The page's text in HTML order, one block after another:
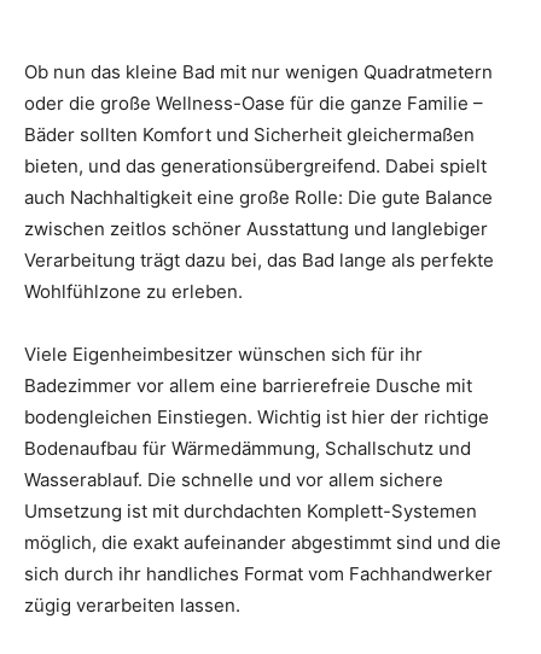
Ob nun das kleine Bad mit nur wenigen Quadratmetern
oder die große Wellness-Oase für die ganze Familie –
Bäder sollten Komfort und Sicherheit gleichermaßen
bieten, und das generationsübergreifend. Dabei spielt
auch Nachhaltigkeit eine große Rolle: Die gute Balance
zwischen zeitlos schöner Ausstattung und langlebiger
Verarbeitung trägt dazu bei, das Bad lange als perfekte
Wohlfühlzone zu erleben.
Viele Eigenheimbesitzer wünschen sich für ihr
Badezimmer vor allem eine barrierefreie Dusche mit
bodengleichen Einstiegen. Wichtig ist hier der richtige
Bodenaufbau für Wärmedämmung, Schallschutz und
Wasserablauf. Die schnelle und vor allem sichere
Umsetzung ist mit durchdachten Komplett-Systemen
möglich, die exakt aufeinander abgestimmt sind und die
sich durch ihr handliches Format vom Fachhandwerker
zügig verarbeiten lassen.